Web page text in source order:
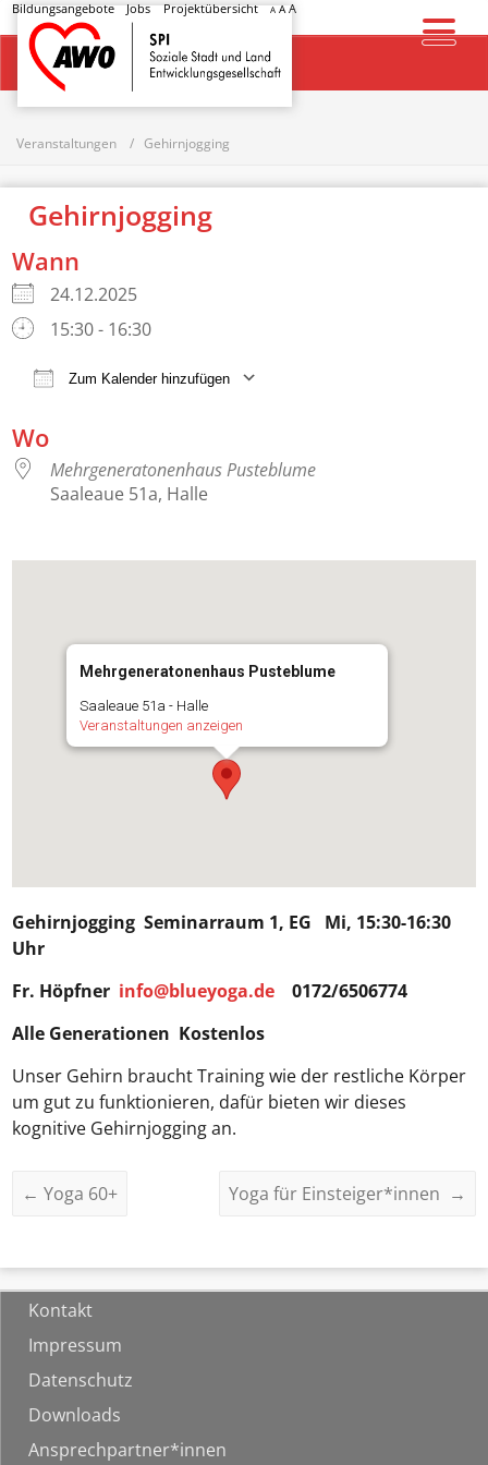
Bildungsangebote Jobs Projektübersicht A AA
Startseite
Veranstaltungen Gehirnjogging
Gehirnjogging
Wann
24.12.2025
15:30 - 16:30
Zum Kalender hinzufügen
Wo
Mehrgeneratonenhaus Pusteblume
Saaleaue 51a, Halle
Mehrgeneratonenhaus Pusteblume
Saaleaue 51a - Halle
Veranstaltungen anzeigen
GehirnjoggingSeminarraum 1, EG Mi, 15:30-16:30
Uhr
Fr. Höpfner info@blueyoga.de 0172/6506774
Alle Generationen Kostenlos
Unser Gehirn braucht Training wie der restliche Körper
um gut zu funktionieren, dafür bieten wir dieses
kognitive Gehirnjogging an.
← Yoga 60+ Yoga für Einsteiger*innen →
Kontakt
Impressum
Datenschutz
Downloads
Ansprechpartner*innen